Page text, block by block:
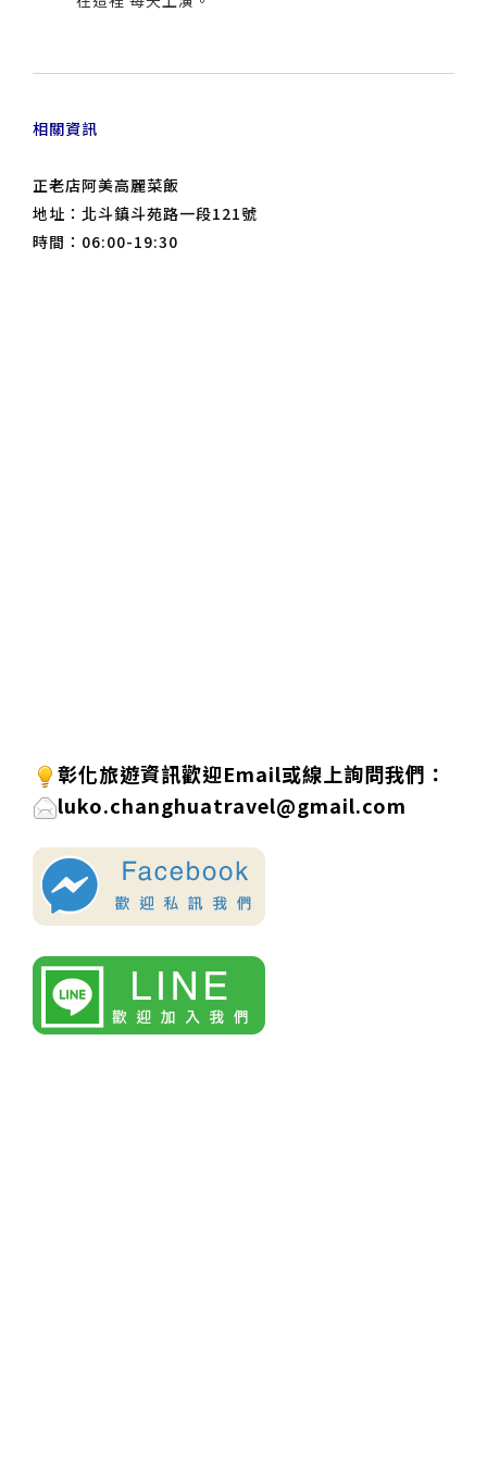
相關資訊
正老店阿美高麗菜飯
地址：北斗鎮斗苑路一段121號
時間：06:00-19:30
彰化旅遊資訊歡迎Email或線上詢問我們 ：
luko.changhuatravel@gmail.com